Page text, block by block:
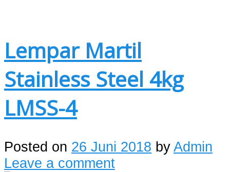
Lempar Martil
Stainless Steel 4kg
LMSS-4
Posted on 26 Juni 2018 byAdmin
Leave a comment